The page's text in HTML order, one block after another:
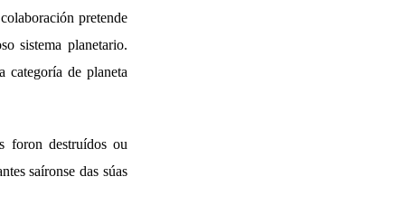
pretende
sistema planetario.
categoría de planeta
foron destruídos ou
saíronse das súas